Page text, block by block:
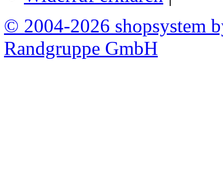
© 2004-2026 shopsystem
Randgruppe GmbH